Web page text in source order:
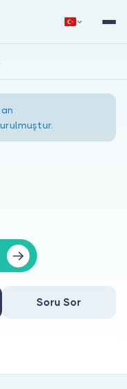
Soru Sor